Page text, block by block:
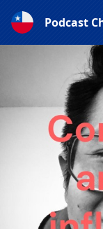
Podcast